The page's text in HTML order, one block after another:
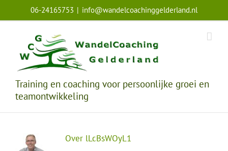
inhoud
06-24165753 | info@wandelcoachinggelderland.nl
Training en coaching voor persoonlijke groei en
teamontwikkeling
Over lLcBsWOyL1